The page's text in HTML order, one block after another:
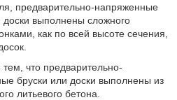
предварительно-напряженные
выполнены сложного
как по всей высоте сечения,
тем, что предварительно-
бруски или доски выполнены из
литьевого бетона.